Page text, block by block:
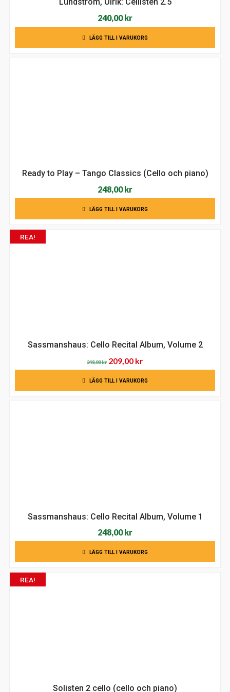
240,00kr
LÄGG TILL I VARUKORG
Ready to Play – Tango Classics (Cello och piano)
248,00kr
LÄGG TILL I VARUKORG
REA!
Sassmanshaus: Cello Recital Album, Volume 2
248,00kr Det
ursprungliga
priset
209,00 krDet
nuvarande
priset
LÄGG TILL I VARUKORG
Sassmanshaus: Cello Recital Album, Volume 1
248,00 kr
LÄGG TILL I VARUKORG
REA!
Solisten 2 cello (cello och piano)